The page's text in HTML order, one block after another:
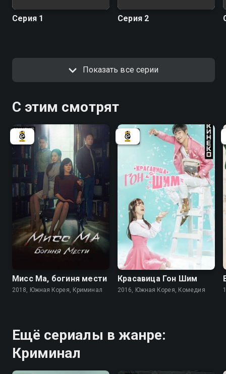
Серия 1 Серия 2
Показать все серии
С этим смотрят
7.1
Мисс Ма, богиня мести
2018, Южная Корея, Криминал
7.7 7.3
Красавица Гон Шим
2016, Южная Корея, Комедия
Ещё сериалы в жанре:
Криминал